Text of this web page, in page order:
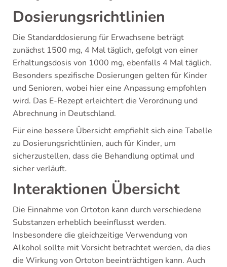
Dosierungsrichtlinien
Die Standarddosierung für Erwachsene beträgt
zunächst 1500 mg, 4 Mal täglich, gefolgt von einer
Erhaltungsdosis von 1000 mg, ebenfalls 4 Mal täglich.
Besonders spezifische Dosierungen gelten für Kinder
und Senioren, wobei hier eine Anpassung empfohlen
wird. Das E-Rezept erleichtert die Verordnung und
Abrechnung in Deutschland.
Für eine bessere Übersicht empfiehlt sich eine Tabelle
zu Dosierungsrichtlinien, auch für Kinder, um
sicherzustellen, dass die Behandlung optimal und
sicher verläuft.
Interaktionen Übersicht
Die Einnahme von Ortoton kann durch verschiedene
Substanzen erheblich beeinflusst werden.
Insbesondere die gleichzeitige Verwendung von
Alkohol sollte mit Vorsicht betrachtet werden, da dies
die Wirkung von Ortoton beeinträchtigen kann. Auch